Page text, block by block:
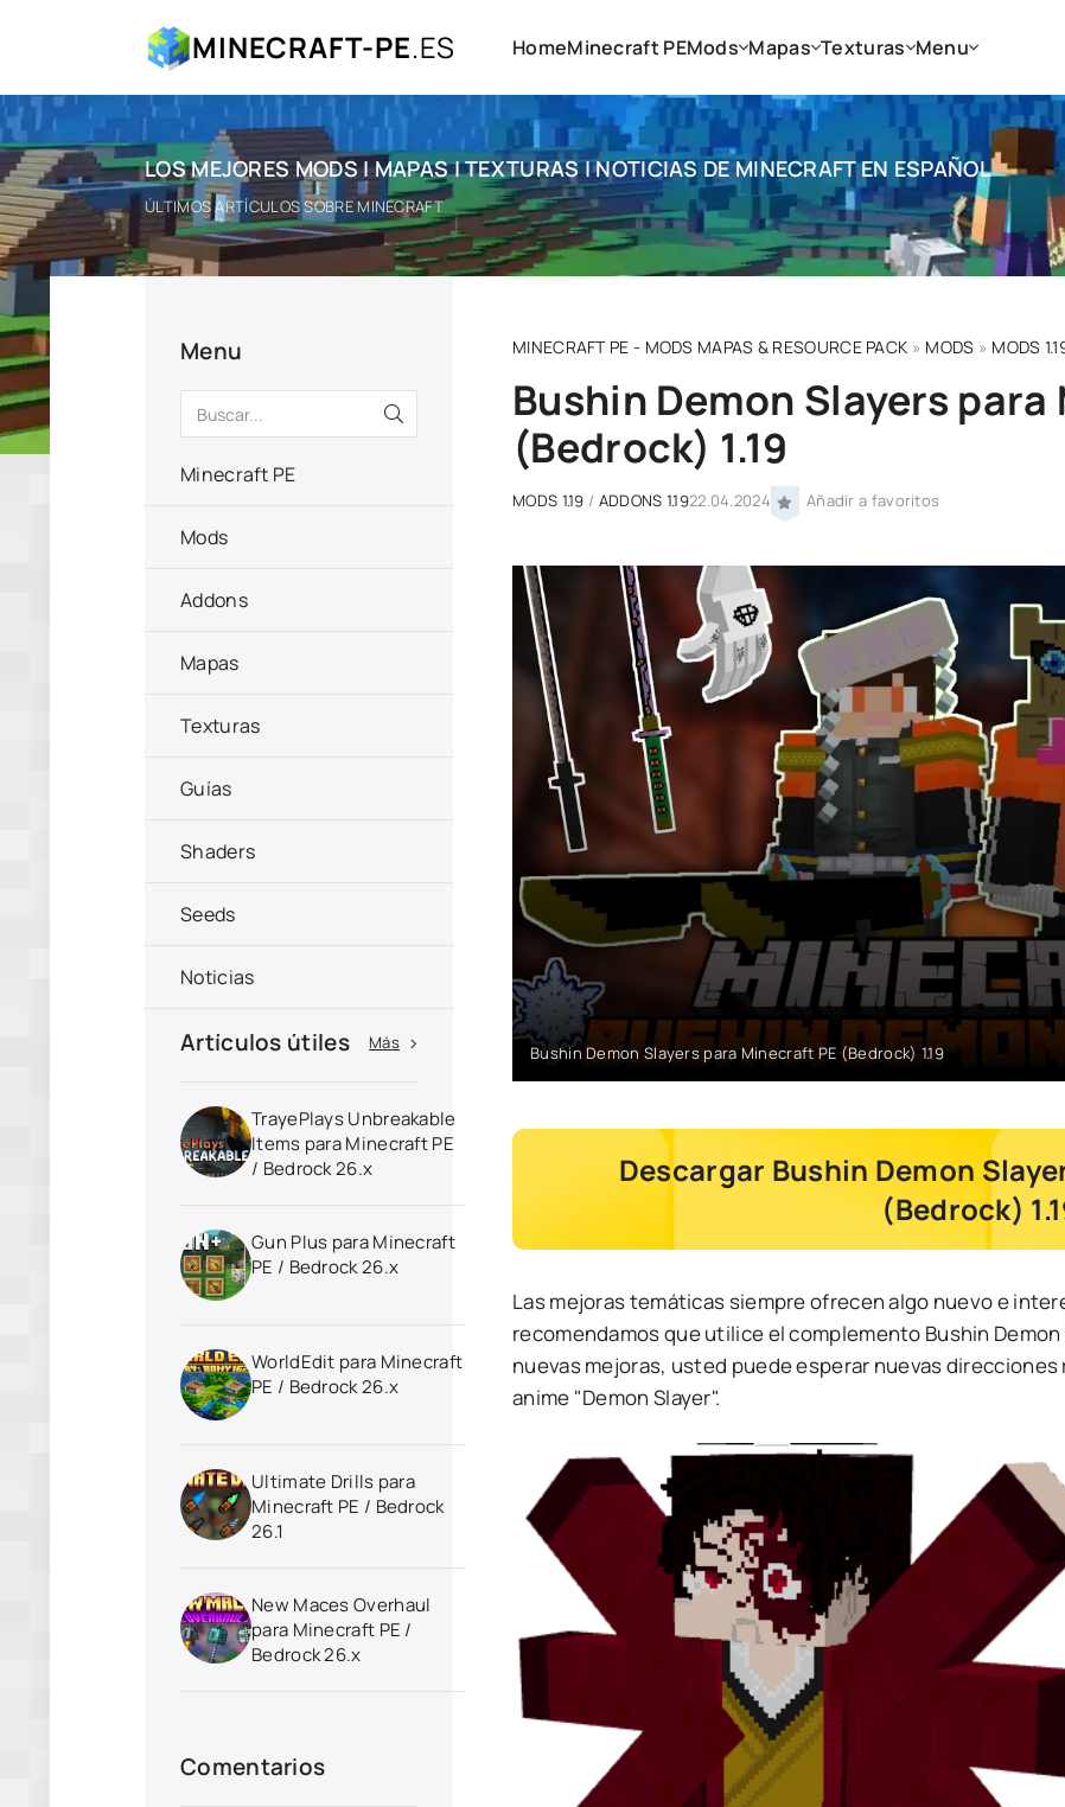
MINECRAFT-PE.ES HomeMinecraft PEMods Mapas Texturas Menu
LOS MEJORES MODS | MAPAS | TEXTURAS | NOTICIAS DE MINECRAFT EN ESPAÑOL
ÚLTIMOS ARTÍCULOS SOBRE MINECRAFT
MINECRAFT PE - MODS MAPAS & RESOURCE PACK » MODS » MODS
Bushin Demon Slayers
(Bedrock) 1.19
MODS 1.19 / ADDONS 1.1922.04.2024 Añadir a favoritos
Bushin Demon Slayers para Minecraft PE (Bedrock) 1.19
Descargar Bushin Demon
(Bedrock)
Las mejoras temáticas siempre ofrecen algo nuevo e
recomendamos que utilice el complemento Bushin
nuevas mejoras, usted puede esperar nuevas
anime "Demon Slayer".
Menu
Minecraft PE
Mods
Addons
Mapas
Texturas
Guías
Shaders
Seeds
Noticias
Artículos útiles Más
TrayePlays Unbreakable
Items para Minecraft PE
/ Bedrock 26.x
Gun Plus para Minecraft
PE / Bedrock 26.x
WorldEdit para Minecraft
PE / Bedrock 26.x
Ultimate Drills para
Minecraft PE / Bedrock
26.1
New Maces Overhaul
para Minecraft PE /
Bedrock 26.x
Comentarios